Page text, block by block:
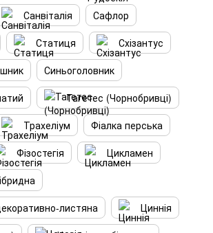
Санвіталія
Сафлор
Статиця
Схізантус
Синьоголовник
Тагетес (Чорнобривці)
Трахеліум
Фіалка перська
Фізостегія
Цикламен
листяна
Циннія